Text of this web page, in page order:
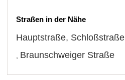
Straßen in der Nähe
Hauptstraße, Schloßstraße
Braunschweiger Straße